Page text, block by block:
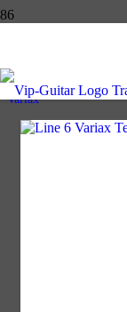
Start
Line 6
Variax